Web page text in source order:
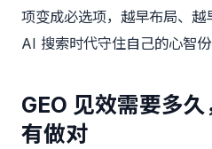
项变成必选项，越早布局、
AI 搜索时代守住自己的心智份
GEO 见效需要多
有做对